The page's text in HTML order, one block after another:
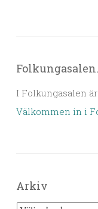
Folkungasalen.
I Folkungasalen
Välkommen in i
Arkiv